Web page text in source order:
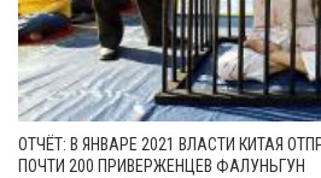
ОТЧЁТ: В ЯНВАРЕ 2021 ВЛАСТИ КИТАЯ
ПОЧТИ 200 ПРИВЕРЖЕНЦЕВ ФАЛУНЬГУН